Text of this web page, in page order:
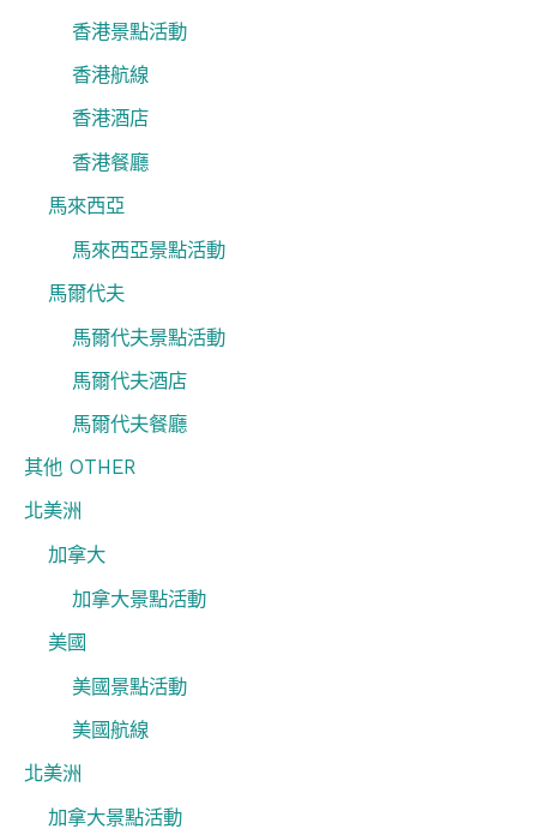
香港景點活動
香港航線
香港酒店
香港餐廳
馬來西亞
馬來西亞景點活動
馬爾代夫
馬爾代夫景點活動
馬爾代夫酒店
馬爾代夫餐廳
其他 OTHER
北美洲
加拿大
加拿大景點活動
美國
美國景點活動
美國航線
北美洲
加拿大景點活動